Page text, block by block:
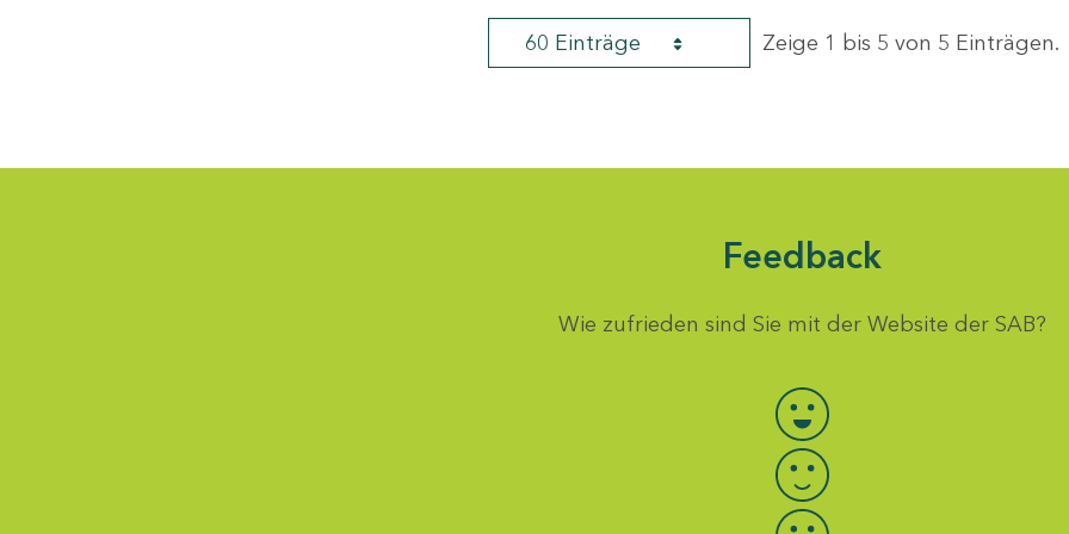
60 Einträge Zeige 1 bis 5 von 5 Einträgen.
Feedback
Wie zufrieden sind Sie mit der Website der SAB?
Bewertung auswählen